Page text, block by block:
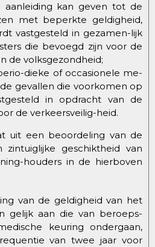
aanleiding kan geven tot de
met beperkte geldigheid,
vastgesteld in gezamen-lijk
die bevoegd zijn voor de
de volksgezondheid;
dieke of occasionele me-
gevallen die voorkomen op
in opdracht van de
de verkeersveilig-heid.
uit een beoordeling van de
zintuiglijke geschiktheid van
houders in de hierboven
van de geldigheid van het
gelijk aan die van beroeps-
keuring ondergaan,
van twee jaar voor